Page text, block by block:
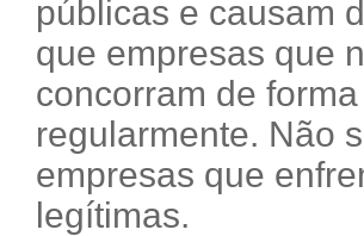
públicas e causam
que empresas que
concorram de
regularmente. Não
empresas que
legítimas.